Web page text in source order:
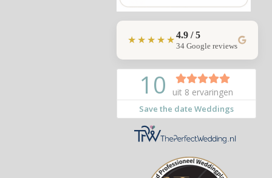
★★★★★4.9 / 5
34 Google reviews